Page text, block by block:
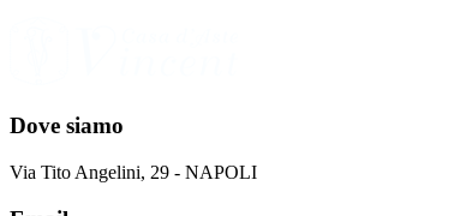
Dove siamo
Via Tito Angelini, 29 - NAPOLI